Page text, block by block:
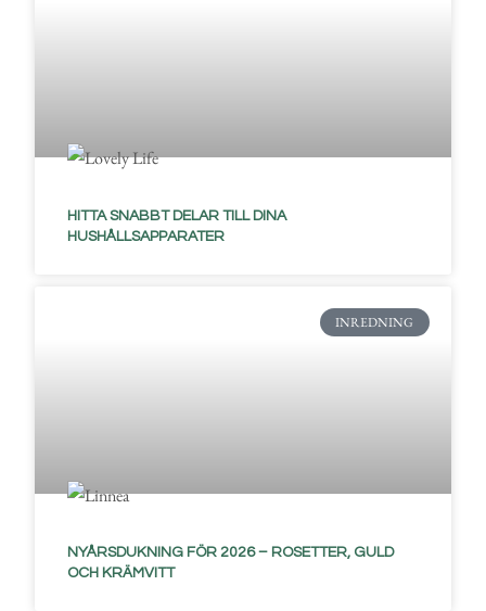
HITTA SNABBT DELAR TILL DINA
HUSHÅLLSAPPARATER
INREDNING
NYÅRSDUKNING FÖR 2026 – ROSETTER, GULD
OCH KRÄMVITT